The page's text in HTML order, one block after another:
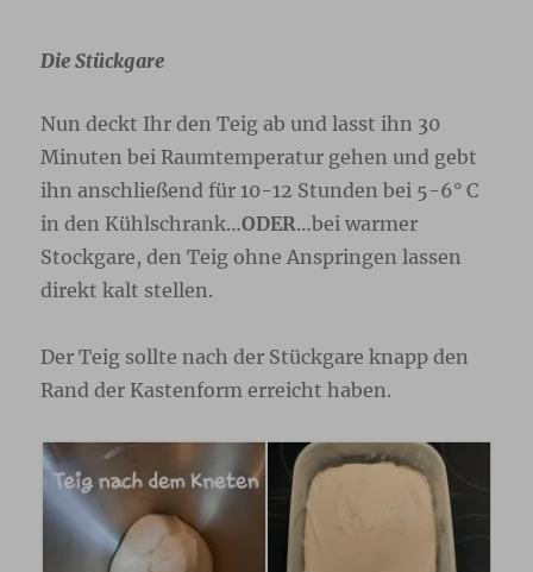
Die Stückgare
Nun deckt Ihr den Teig ab und lasst ihn 30
Minuten bei Raumtemperatur gehen und gebt
ihn anschließend für 10-12 Stunden bei 5-6° C
in den Kühlschrank…ODER…bei warmer
Stockgare, den Teig ohne Anspringen lassen
direkt kalt stellen.
Der Teig sollte nach der Stückgare knapp den
Rand der Kastenform erreicht haben.